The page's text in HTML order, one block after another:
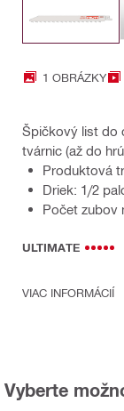
1 OBRÁZKY
Špičkový list do
tvárnic (až do
Produktová
Driek: 1/2
Počet zubov
ULTIMATE
VIAC INFORMÁCIÍ
Vyberte